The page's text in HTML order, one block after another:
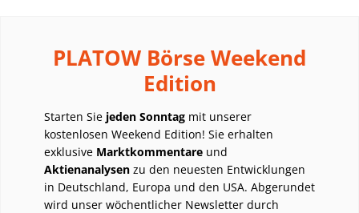
PLATOW Börse Weekend
Edition
Starten Sie jeden Sonntag mit unserer
kostenlosen Weekend Edition! Sie erhalten
exklusive Marktkommentare und
Aktienanalysen zu den neuesten Entwicklungen
in Deutschland, Europa und den USA. Abgerundet
wird unser wöchentlicher Newsletter durch